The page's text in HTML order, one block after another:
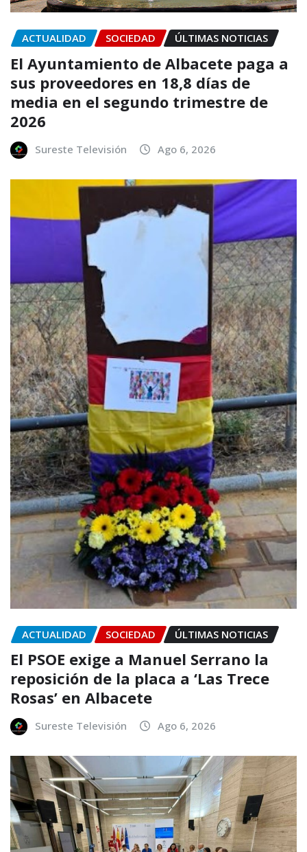
ACTUALIDAD SOCIEDAD ÚLTIMAS NOTICIAS
El Ayuntamiento de Albacete paga a
sus proveedores en 18,8 días de
media en el segundo trimestre de
2026
Sureste Televisión Ago 6, 2026
ACTUALIDAD SOCIEDAD ÚLTIMAS NOTICIAS
El PSOE exige a Manuel Serrano la
reposición de la placa a ‘Las Trece
Rosas’ en Albacete
Sureste Televisión Ago 6, 2026